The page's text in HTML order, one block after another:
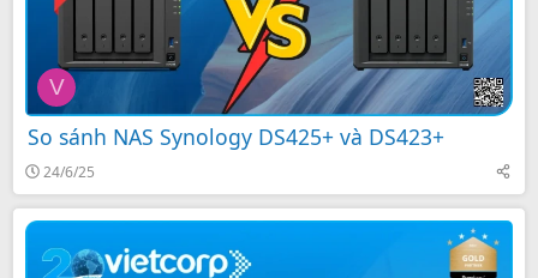
V
So sánh NAS Synology DS425+ và DS423+
24/6/25